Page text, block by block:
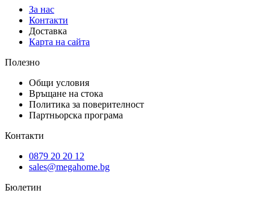
За нас
Контакти
Доставка
Карта на сайта
Полезно
Общи условия
Връщане на стока
Политика за поверителност
Партньорска програма
Контакти
0879 20 20 12
sales@megahome.bg
Бюлетин